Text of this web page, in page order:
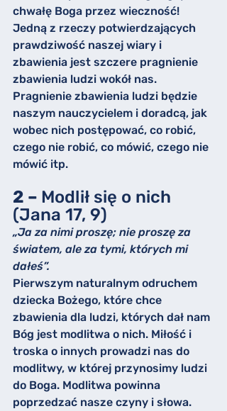
chwałę Boga przez wieczność!
Jedną z rzeczy potwierdzających
prawdziwość naszej wiary i
zbawienia jest szczere pragnienie
zbawienia ludzi wokół nas.
Pragnienie zbawienia ludzi będzie
naszym nauczycielem i doradcą, jak
wobec nich postępować, co robić,
czego nie robić, co mówić, czego nie
mówić itp.
2 – Modlił się o nich
(Jana 17, 9)
„Ja za nimi proszę; nie proszę za
światem, ale za tymi, których mi
dałeś”.
Pierwszym naturalnym odruchem
dziecka Bożego, które chce
zbawienia dla ludzi, których dał nam
Bóg jest modlitwa o nich. Miłość i
troska o innych prowadzi nas do
modlitwy, w której przynosimy ludzi
do Boga. Modlitwa powinna
poprzedzać nasze czyny i słowa.